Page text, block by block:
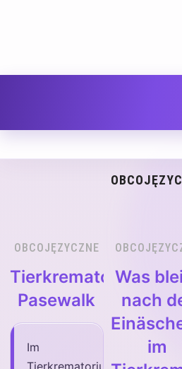
OBCOJĘZYCZNE
Tierkrematorium
Pasewalk
Im
Tierkrematorium
Was
nach
im